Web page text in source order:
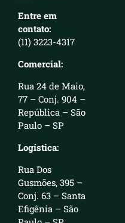
Entre em
contato:
(11) 3223-4317
Comercial:
Rua 24 de Maio,
77 – Conj. 904 –
República – São
Paulo – SP
Logística:
Rua Dos
Gusmões, 395 –
Conj. 63 – Santa
Efigênia – São